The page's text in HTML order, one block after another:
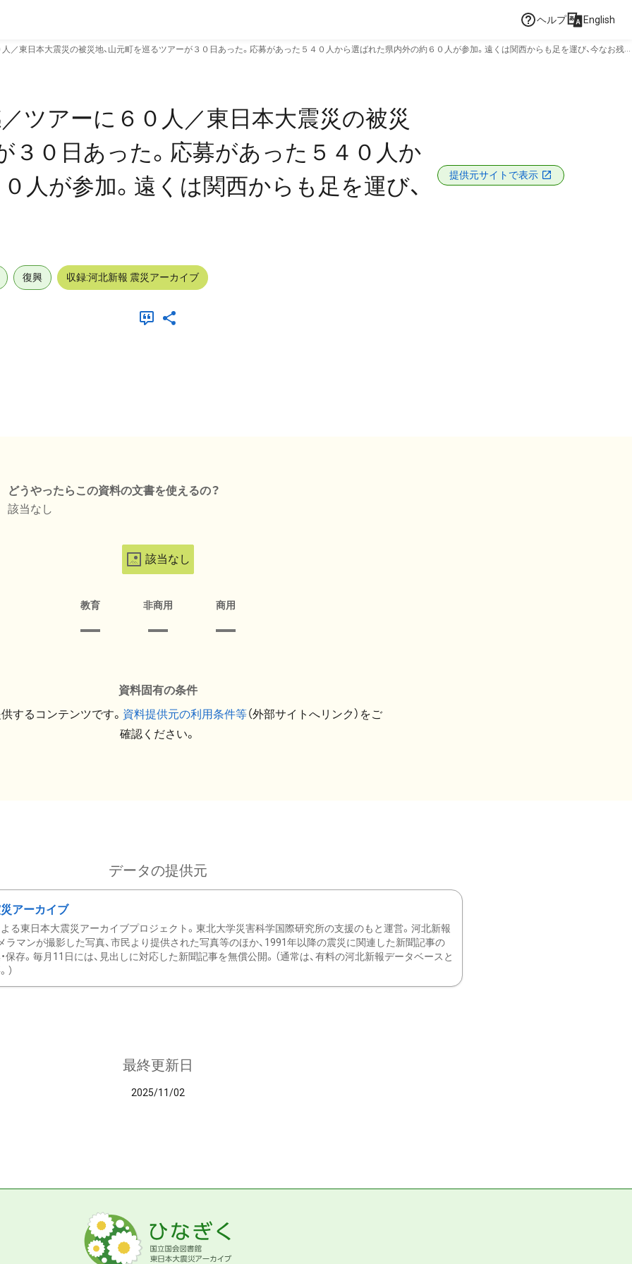
ヘルプ English
東日本大震災の被災地、山元町を巡るツアーが３０日あった。応募があった５４０人から選ばれた県内外の約６０人が参加。遠くは関西からも足を運び、今なお残
ツアーに６０人／東日本大震災の被災
３０日あった。応募があった５４０人か
人が参加。遠くは関西からも足を運び、
提供元サイトで表示
復興 収録:河北新報 震災アーカイブ
どうやったらこの資料の文書を使えるの？
該当なし
該当なし
教育 非商用 商用
資料固有の条件
するコンテンツです。 資料提供元の利用条件等（外部サイトへリンク）をご
確認ください。
データの提供元
アーカイブ
る東日本大震災アーカイブプロジェクト。東北大学災害科学国際研究所の支援のもと運営。河北新報
ラマンが撮影した写真、市民より提供された写真等のほか、1991年以降の震災に関連した新聞記事の
保存。毎月11日には、見出しに対応した新聞記事を無償公開。（通常は、有料の河北新報データベースと
）
最終更新日
2025/11/02